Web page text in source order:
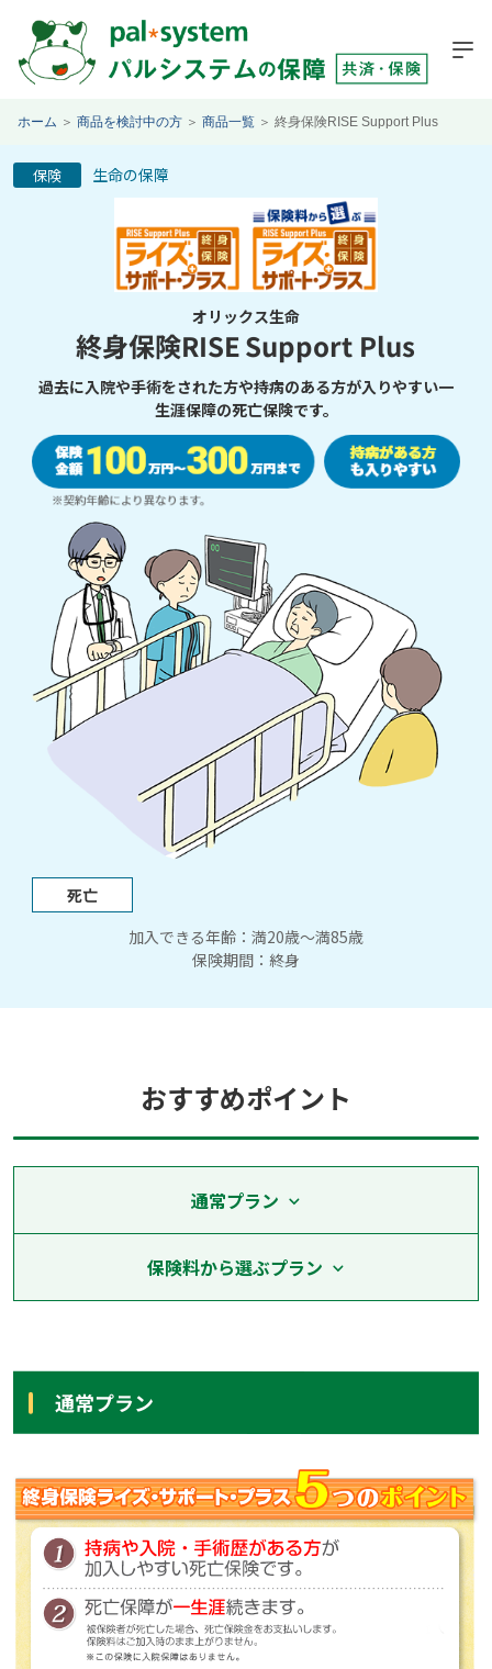
ホーム ＞ 商品を検討中の方 ＞ 商品一覧 ＞ 終身保険RISE Support Plus
保険 生命の保障
オリックス生命
終身保険RISE Support Plus
過去に入院や手術をされた方や持病のある方が入りやすい一
生涯保障の死亡保険です。
加入できる年齢：満20歳～満85歳
保険期間：終身
おすすめポイント
通常プラン
保険料から選ぶプラン
通常プラン